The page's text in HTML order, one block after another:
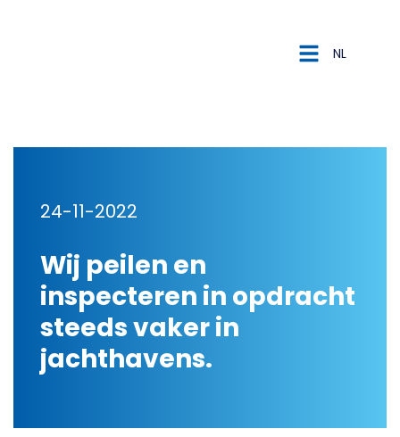
NL
24-11-2022
Wij peilen en
inspecteren in opdracht
steeds vaker in
jachthavens.